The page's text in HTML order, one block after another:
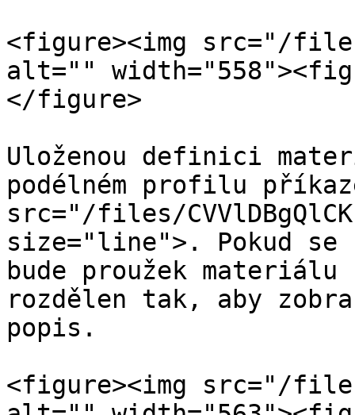
<figure><img src="/files/
alt=""
</figure>
Uloženou definici
podélném profilu
src="/files/
size="line">. Pokud se
bude proužek
rozdělen tak, aby
popis.
<figure><img src="/